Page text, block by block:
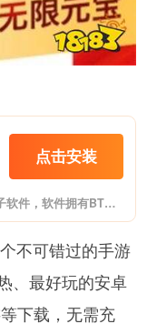
点击安装
3733游戏盒是一款游戏盒子软件，软件拥有BT版手游、破解版手机游戏、满vip手机游戏等诸多游戏资源，可以帮助玩家更轻松激情玩转游戏，喜欢的朋友欢迎前来下载。
不可错过的手游
、最好玩的安卓
下载，无需充